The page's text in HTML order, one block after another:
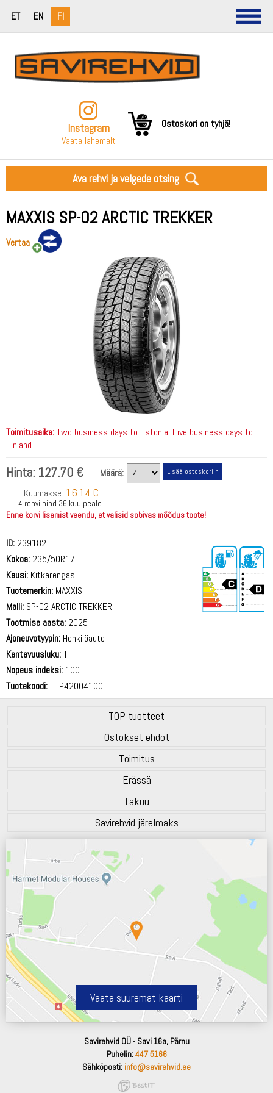
ET EN FI
Instagram
Vaata lähemalt
Ostoskori on tyhjä!
Ava rehvi ja velgede otsing
MAXXIS SP-02 ARCTIC TREKKER
Vertaa
Toimitusaika:Two business days to Estonia. Five business days to
Finland.
Hinta: 127.70 €
Määrä:
Kuumakse: 16.14 €
4 rehvi hind 36 kuu peale.
Enne korvi lisamist veendu, et valisid sobivas mõõdus toote!
ID: 239182
Kokoa: 235/50R17
Kausi: Kitkarengas
Tuotemerkin: MAXXIS
Malli: SP-02 ARCTIC TREKKER
Tootmise aasta: 2025
Ajoneuvotyypin: Henkilöauto
Kantavuusluku:T
Nopeus indeksi: 100
Tuotekoodi: ETP42004100
TOP tuotteet
Ostokset ehdot
Toimitus
Erässä
Takuu
Savirehvid järelmaks
Vaata suuremat kaarti
Savirehvid OÜ - Savi 16a, Pärnu
Puhelin:447 5166
Sähköposti: info@savirehvid.ee